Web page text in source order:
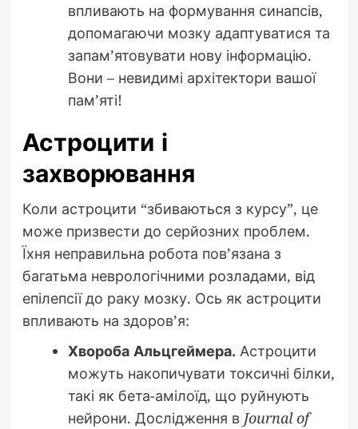
впливають на формування синапсів,
допомагаючи мозку адаптуватися та
запам’ятовувати нову інформацію.
Вони – невидимі архітектори вашої
пам’яті!
Астроцити і
захворювання
Коли астроцити “збиваються з курсу”, це
може призвести до серйозних проблем.
Їхня неправильна робота пов’язана з
багатьма неврологічними розладами, від
епілепсії до раку мозку. Ось як астроцити
впливають на здоров’я:
Хвороба Альцгеймера. Астроцити
можуть накопичувати токсичні білки,
такі як бета-амілоїд, що руйнують
нейрони. Дослідження в Journal of